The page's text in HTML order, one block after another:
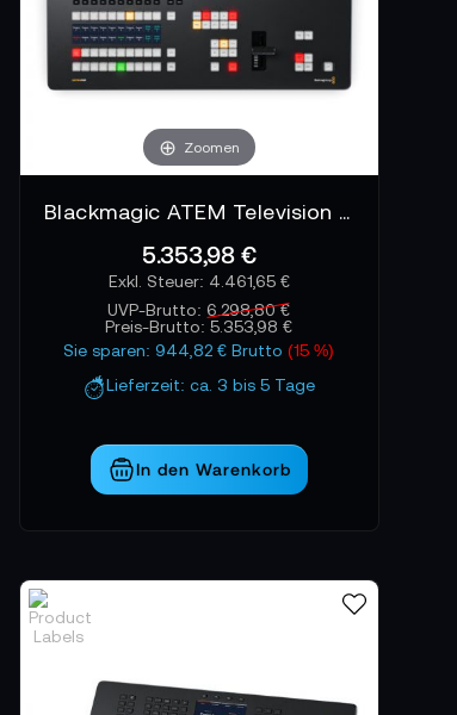
Zoomen
Blackmagic ATEM Television Studio 4K8
5.353,98 €
4.461,65 €
UVP-Brutto: 6.298,80 €
Preis-Brutto:5.353,98 €
Sie sparen: 944,82 € Brutto(15 %)
Lieferzeit: ca. 3 bis 5 Tage
In den Warenkorb